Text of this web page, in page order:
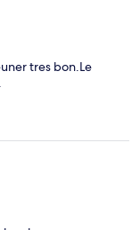
tres bon.Le